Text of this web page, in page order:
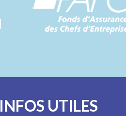
INFOS UTILES